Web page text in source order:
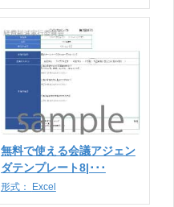
無料で使える会議アジェン
ダテンプレート8|･･･
形式： Excel